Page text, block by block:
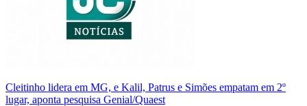
Cleitinho lidera em MG, e Kalil, Patrus e Simões empatam em 2º
lugar, aponta pesquisa Genial/Quaest